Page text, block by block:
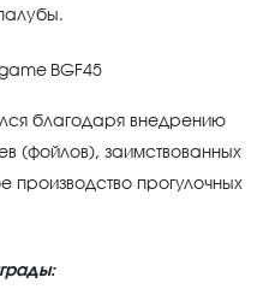
BGF45
благодаря внедрению
(фойлов), заимствованных
производство прогулочных